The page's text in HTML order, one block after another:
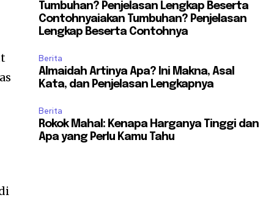
Tumbuhan? Penjelasan Lengkap Beserta
Contohnyaiakan Tumbuhan? Penjelasan
Lengkap Beserta Contohnya
Berita
Almaidah Artinya Apa? Ini Makna, Asal
Kata, dan Penjelasan Lengkapnya
Berita
Rokok Mahal: Kenapa Harganya Tinggi dan
Apa yang Perlu Kamu Tahu